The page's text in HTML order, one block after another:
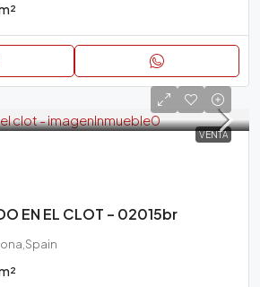
VENTA
EN EL CLOT – 02015br